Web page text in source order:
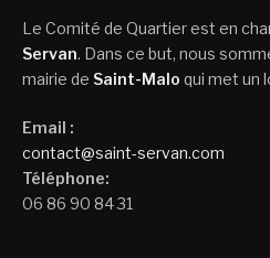
Le Comité de Quartier est en
Servan. Dans ce but, nous
mairie de Saint-Malo qui met un
Email :
contact@saint-servan.com
Téléphone:
06 86 90 84 31